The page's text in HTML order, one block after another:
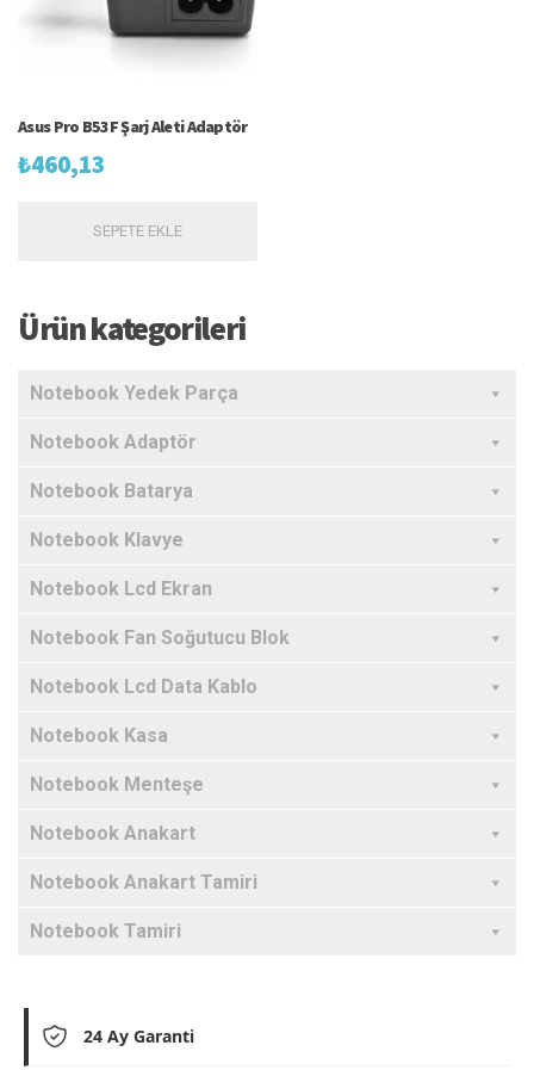
Asus Pro B53F Şarj Aleti Adaptör
₺460,13
SEPETE EKLE
Ürün kategorileri
Notebook Yedek Parça
Notebook Adaptör
Notebook Batarya
Notebook Klavye
Notebook Lcd Ekran
Notebook Fan Soğutucu Blok
Notebook Lcd Data Kablo
Notebook Kasa
Notebook Menteşe
Notebook Anakart
Notebook Anakart Tamiri
Notebook Tamiri
24 Ay Garanti